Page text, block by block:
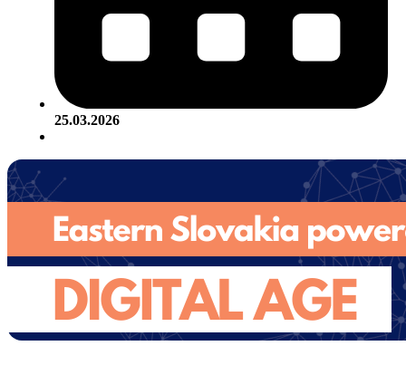
25.03.2026